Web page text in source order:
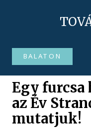
BALATON
Egy
az Év
mutatjuk!